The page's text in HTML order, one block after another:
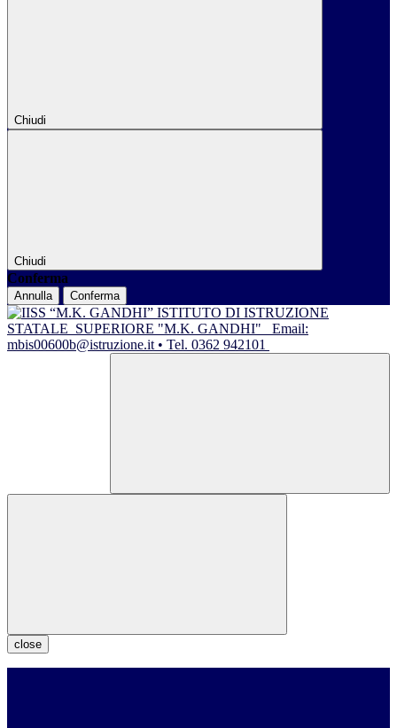
Chiudi
Chiudi
Conferma
Annulla Conferma
ISTITUTO DI ISTRUZIONE
STATALE SUPERIORE "M.K. GANDHI"
Email:
mbis00600b@istruzione.it • Tel. 0362 942101
close